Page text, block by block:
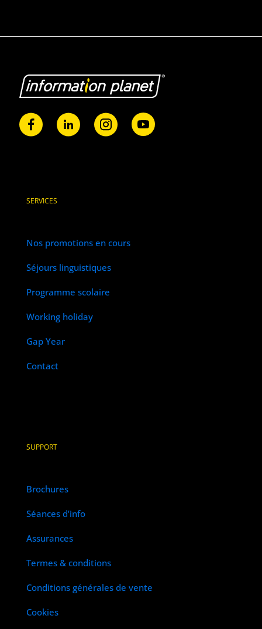
SERVICES
Nos promotions en cours
Séjours linguistiques
Programme scolaire
Working holiday
Gap Year
Contact
SUPPORT
Brochures
Séances d’info
Assurances
Termes & conditions
Conditions générales de vente
Cookies